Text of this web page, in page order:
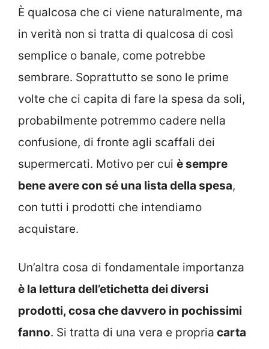
È qualcosa che ci viene naturalmente, ma
in verità non si tratta di qualcosa di così
semplice o banale, come potrebbe
sembrare. Soprattutto se sono le prime
volte che ci capita di fare la spesa da soli,
probabilmente potremmo cadere nella
confusione, di fronte agli scaffali dei
supermercati. Motivo per cui è sempre
bene avere con sé una lista della spesa,
con tutti i prodotti che intendiamo
acquistare.
Un’altra cosa di fondamentale importanza
è la lettura dell’etichetta dei diversi
prodotti, cosa che davvero in pochissimi
fanno. Si tratta di una vera e propria carta